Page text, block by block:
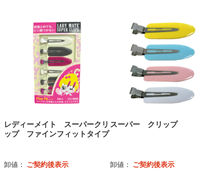
レディーメイト スーパークリ
ップ ファインフィットタイプ
卸値： ご契約後表示
スーパー クリップ
卸値： ご契約後表示